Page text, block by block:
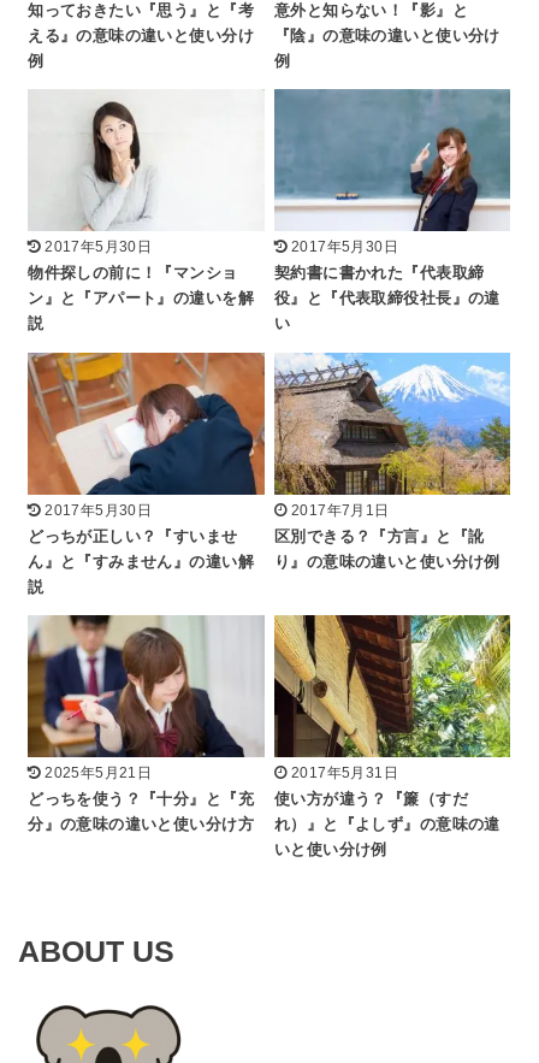
知っておきたい『思う』と『考
える』の意味の違いと使い分け
例
意外と知らない！『影』と
『陰』の意味の違いと使い分け
例
2017年5月30日
物件探しの前に！『マンショ
ン』と『アパート』の違いを解
説
2017年5月30日
契約書に書かれた『代表取締
役』と『代表取締役社長』の違
い
2017年5月30日
どっちが正しい？『すいませ
ん』と『すみません』の違い解
説
2017年7月1日
区別できる？『方言』と『訛
り』の意味の違いと使い分け例
2025年5月21日
どっちを使う？『十分』と『充
分』の意味の違いと使い分け方
2017年5月31日
使い方が違う？『簾（すだ
れ）』と『よしず』の意味の違
いと使い分け例
ABOUT US